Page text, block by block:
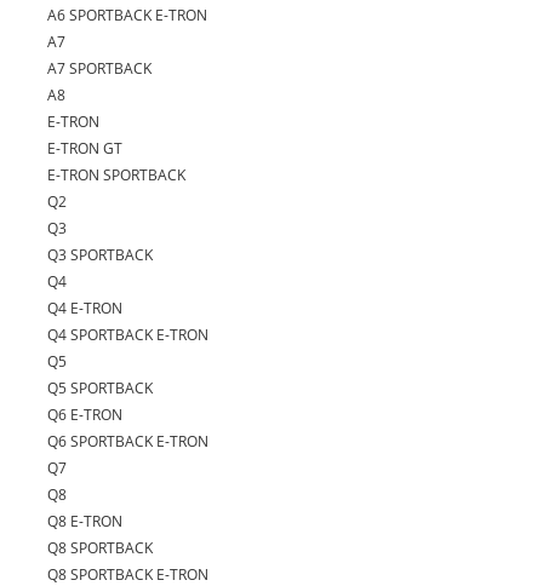
A6 SPORTBACK E-TRON
A7
A7 SPORTBACK
A8
E-TRON
E-TRON GT
E-TRON SPORTBACK
Q2
Q3
Q3 SPORTBACK
Q4
Q4 E-TRON
Q4 SPORTBACK E-TRON
Q5
Q5 SPORTBACK
Q6 E-TRON
Q6 SPORTBACK E-TRON
Q7
Q8
Q8 E-TRON
Q8 SPORTBACK
Q8 SPORTBACK E-TRON